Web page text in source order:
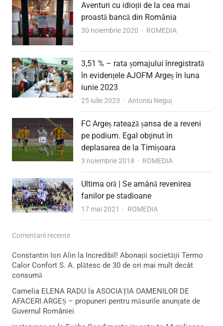
Aventuri cu idioții de la cea mai
proastă bancă din România
30 noiembrie 2020 Author
ROMEDIA
3,51 % – rata șomajului înregistrată
în evidențele AJOFM Argeș în luna
iunie 2023
25 iulie 2023 Author
Antoniu Neguț
FC Argeș ratează șansa de a reveni
pe podium. Egal obţinut în
deplasarea de la Timișoara
3 noiembrie 2018 Author
ROMEDIA
Ultima oră | Se amână revenirea
fanilor pe stadioane
17 mai 2021 Author
ROMEDIA
Comentarii recente
Constantin Ion Alin la Incredibil! Abonații societății Termo
Calor Confort S. A. plătesc de 30 de ori mai mult decât
consumă
Camelia ELENA RADU la ASOCIAȚIA OAMENILOR DE
AFACERI ARGEȘ – propuneri pentru măsurile anunțate de
Guvernul României